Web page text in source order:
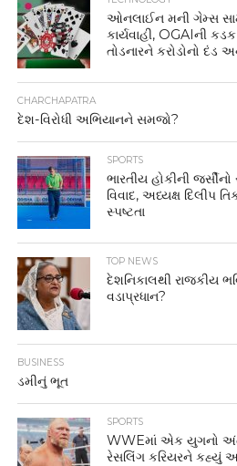
ઓનલાઈન મની ગેમ્સ સામે
કાર્યવાહી, OGAIની
તોડનારને કરોડોનો
CHARCHAPATRA
દેશ-વિરોધી અભિયાનને સમજો?
SPORTS
ભારતીય હોકીની
વિવાદ, અધ્યક્ષ દિલીપ
સ્પષ્ટતા
TOP NEWS
દેશનિકાલથી રાજકીય
વડાપ્રધાન?
BUSINESS
ડમીનું ભૂત
SPORTS
WWEમાં એક યુગનો
રેસલિંગ કરિયરને કહ્યું